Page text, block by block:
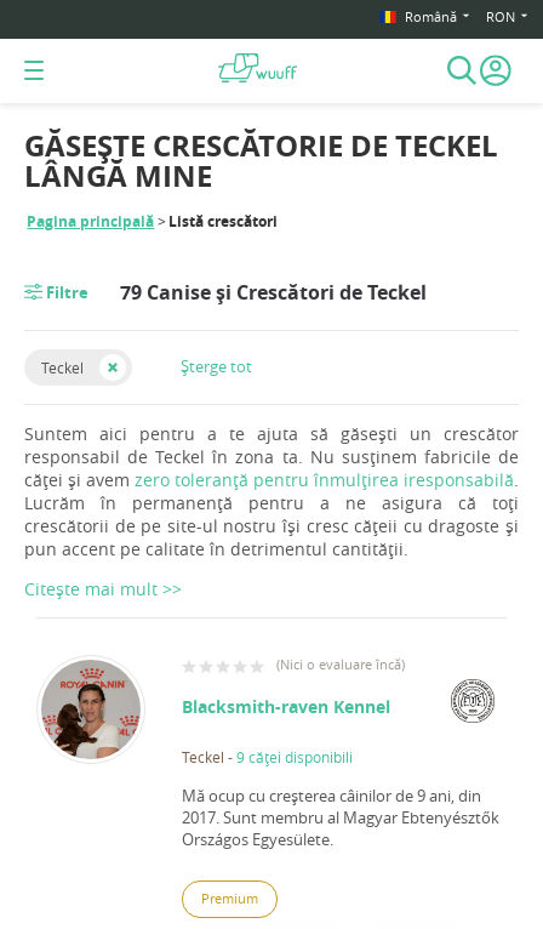
Română RON
Pagina principală Listă crescători
GĂSEȘTE CRESCĂTORIE DE TECKEL
LÂNGĂ MINE
Filtre 79 Canise și Crescători de Teckel
Teckel Șterge tot
Suntem aici pentru a te ajuta să găsești un crescător
responsabil de Teckel în zona ta. Nu susținem fabricile de
căței și avem zero toleranță pentru înmulțirea iresponsabilă
Lucrăm în permanență pentru a ne asigura că toți
crescătorii de pe site-ul nostru își cresc cățeii cu dragoste și
pun accent pe calitate în detrimentul cantității.
Citește mai mult >>
(Nici o evaluare încă)
Blacksmith-raven Kennel
Teckel -9 căței disponibili
Mă ocup cu creșterea câinilor de 9 ani, din
2017.Sunt membru al Magyar Ebtenyésztők
Országos Egyesülete.
Premium